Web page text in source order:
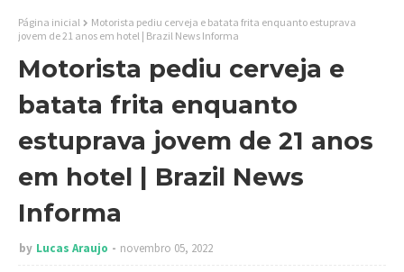
Página inicial
Motorista pediu cerveja e batata frita enquanto estuprava
jovem de 21 anos em hotel | Brazil News Informa
Motorista pediu cerveja e
batata frita enquanto
estuprava jovem de 21 anos
em hotel | Brazil News
Informa
by Lucas Araujo novembro 05, 2022